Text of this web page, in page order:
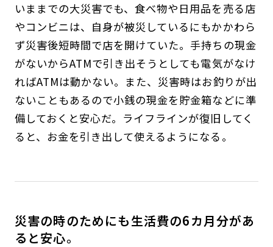
いままでの大災害でも、食べ物や日用品を売る店
やコンビニは、自身が被災しているにもかかわら
ず災害後短時間で店を開けていた。手持ちの現金
がないからATMで引き出そうとしても電気がなけ
ればATMは動かない。また、災害時はお釣りが出
ないこともあるので小銭の現金を貯金箱などに準
備しておくと安心だ。ライフラインが復旧してく
ると、お金を引き出して使えるようになる。
災害の時のためにも生活費の6カ月分があ
ると安心。